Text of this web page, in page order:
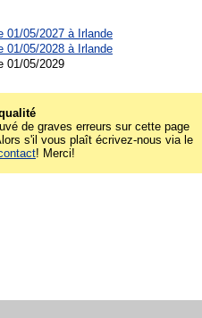
01/05/2027 à Irlande
01/05/2028 à Irlande
01/05/2029
de graves erreurs sur cette page
s'il vous plaît écrivez-nous via le
! Merci!